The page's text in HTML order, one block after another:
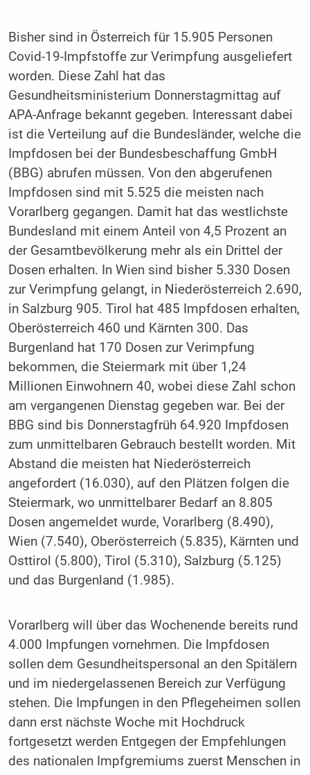
Bisher sind in Österreich für 15.905 Personen
Covid-19-Impfstoffe zur Verimpfung ausgeliefert
worden. Diese Zahl hat das
Gesundheitsministerium Donnerstagmittag auf
APA-Anfrage bekannt gegeben. Interessant dabei
ist die Verteilung auf die Bundesländer, welche die
Impfdosen bei der Bundesbeschaffung GmbH
(BBG) abrufen müssen. Von den abgerufenen
Impfdosen sind mit 5.525 die meisten nach
Vorarlberg gegangen. Damit hat das westlichste
Bundesland mit einem Anteil von 4,5 Prozent an
der Gesamtbevölkerung mehr als ein Drittel der
Dosen erhalten. In Wien sind bisher 5.330 Dosen
zur Verimpfung gelangt, in Niederösterreich 2.690,
in Salzburg 905. Tirol hat 485 Impfdosen erhalten,
Oberösterreich 460 und Kärnten 300. Das
Burgenland hat 170 Dosen zur Verimpfung
bekommen, die Steiermark mit über 1,24
Millionen Einwohnern 40, wobei diese Zahl schon
am vergangenen Dienstag gegeben war. Bei der
BBG sind bis Donnerstagfrüh 64.920 Impfdosen
zum unmittelbaren Gebrauch bestellt worden. Mit
Abstand die meisten hat Niederösterreich
angefordert (16.030), auf den Plätzen folgen die
Steiermark, wo unmittelbarer Bedarf an 8.805
Dosen angemeldet wurde, Vorarlberg (8.490),
Wien (7.540), Oberösterreich (5.835), Kärnten und
Osttirol (5.800), Tirol (5.310), Salzburg (5.125)
und das Burgenland (1.985).
Vorarlberg will über das Wochenende bereits rund
4.000 Impfungen vornehmen. Die Impfdosen
sollen dem Gesundheitspersonal an den Spitälern
und im niedergelassenen Bereich zur Verfügung
stehen. Die Impfungen in den Pflegeheimen sollen
dann erst nächste Woche mit Hochdruck
fortgesetzt werden Entgegen der Empfehlungen
des nationalen Impfgremiums zuerst Menschen in